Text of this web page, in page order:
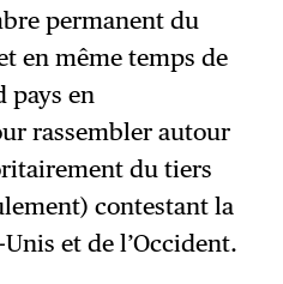
permanent du
en même temps de
pays en
rassembler autour
du tiers
contestant la
et de l’Occident.